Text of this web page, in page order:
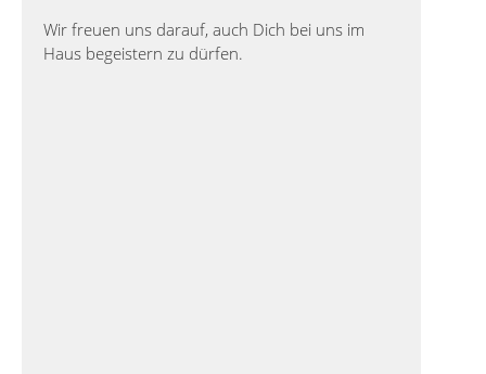
Wir freuen uns darauf, auch Dich bei uns im
Haus begeistern zu dürfen.